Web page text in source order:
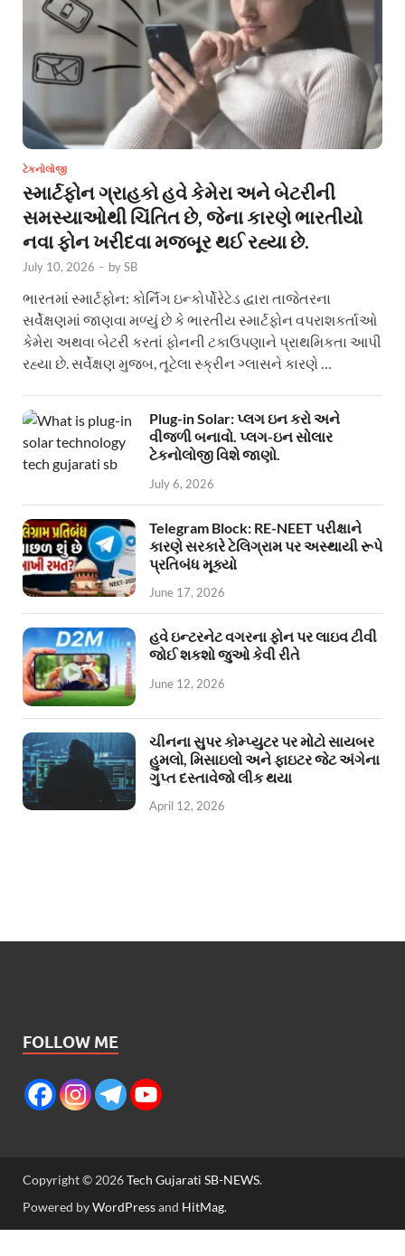
ટેકનોલોજી
સ્માર્ટફોન ગ્રાહકો હવે કેમેરા અને બેટરીની
સમસ્યાઓથી ચિંતિત છે, જેના કારણે ભારતીયો
નવા ફોન ખરીદવા મજબૂર થઈ રહ્યા છે.
July 10, 2026 - bySB
ભારતમાં સ્માર્ટફોન: કોર્નિંગ ઇન્કોર્પોરેટેડ દ્વારા તાજેતરના
સર્વેક્ષણમાં જાણવા મળ્યું છે કે ભારતીય સ્માર્ટફોન વપરાશકર્તાઓ
કેમેરા અથવા બેટરી કરતાં ફોનની ટકાઉપણાને પ્રાથમિકતા આપી
રહ્યા છે. સર્વેક્ષણ મુજબ, તૂટેલા સ્ક્રીન ગ્લાસને કારણે …
Plug-in Solar: પ્લગ ઇન કરો અને
વીજળી બનાવો. પ્લગ-ઇન સોલાર
ટેકનોલોજી વિશે જાણો.
July 6, 2026
Telegram Block: RE-NEET પરીક્ષાને
કારણે સરકારે ટેલિગ્રામ પર અસ્થાયી રૂપે
પ્રતિબંધ મૂક્યો
June 17, 2026
હવે ઇન્ટરનેટ વગરના ફોન પર લાઇવ ટીવી
જોઈ શકશો જુઓ કેવી રીતે
June 12, 2026
ચીનના સુપર કોમ્પ્યુટર પર મોટો સાયબર
હુમલો, મિસાઇલો અને ફાઇટર જેટ અંગેના
ગુપ્ત દસ્તાવેજો લીક થયા
April 12, 2026
FOLLOW ME
Copyright © 2026Tech Gujarati SB-NEWS.
Powered byWordPressand HitMag.